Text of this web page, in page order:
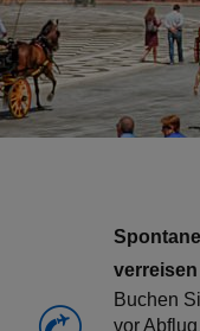
verreisen
Buchen
vor